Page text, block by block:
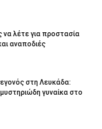
λέτε για προστασία
αναποδιές
στη Λευκάδα:
γυναίκα στο